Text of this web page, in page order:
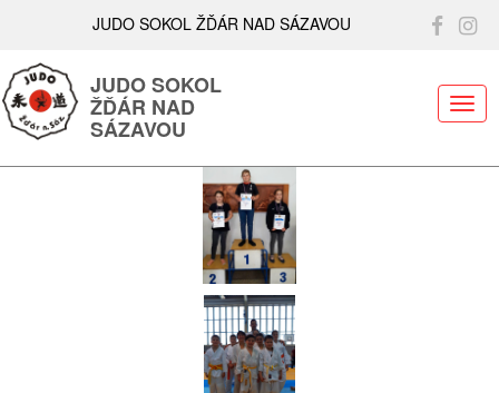
JUDO SOKOL ŽĎÁR NAD SÁZAVOU
JUDO SOKOL
ŽĎÁR NAD
SÁZAVOU